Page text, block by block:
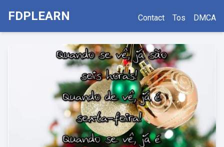
FDPLEARN Contact Tos DMCA